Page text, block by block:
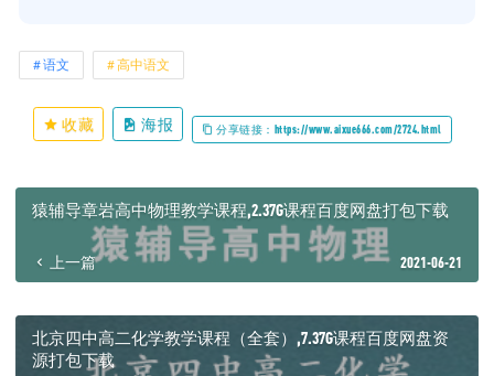
│ ├─ 06.【现代文】论述类文本出题的底层逻辑.mp4
│ ├─ 07.【现代文】论述类文本微观操作之七大疑点.mp4
│ ├─ 09.【文言文】文言文客观题精讲快练一.mp4
│ ├─ 10.【文言文】文言文客观题精讲快练二.mp4
│ ├─ 13文言文翻译能力速倍1.mp4
│ ├─ 14文言文翻译能力二布~1.mp4
│ ├─ 14文言文翻译能力二布~1.mp4.baiduyun.p.downloading
│ ├─ 15.【复习巩固】期末考前复习与方法技巧总结.mp4
│ └─ 15.【复习巩固】期末考前复习与方法技巧总
├─ 万能公式+作文7种武器
│ ├─ 万能公式-马步野~1.mp4
语文 高中语文
收藏 海报 分享链接：https://www.aixue666.com/2724.html
猿辅导章岩高中物理教学课程,2.37G课程百度网盘打包下载
上一篇 2021-06-21
北京四中高二化学教学课程（全套）,7.37G课程百度网盘资
源打包下载